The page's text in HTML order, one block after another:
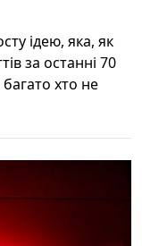
ідею, яка, як
за останні 70
хто не